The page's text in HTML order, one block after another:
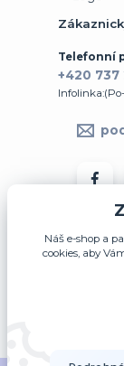
Telefonní
+420
Náš e-shop a
cookies, aby